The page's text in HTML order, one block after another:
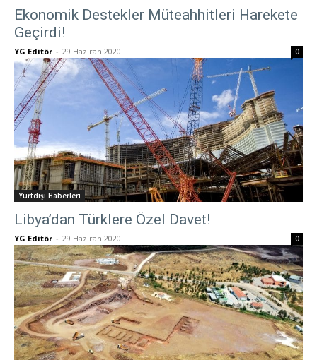
Ekonomik Destekler Müteahhitleri Harekete
Geçirdi!
YG Editör - 29 Haziran 2020 0
Yurtdışı Haberleri
Libya’dan Türklere Özel Davet!
YG Editör - 29 Haziran 2020 0